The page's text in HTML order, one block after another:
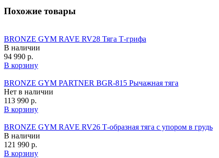
Похожие товары
BRONZE GYM RAVE RV28 Тяга Т-грифа
В наличии
94 990 р.
В корзину
BRONZE GYM PARTNER BGR-815 Рычажная тяга
Нет в наличии
113 990 р.
В корзину
BRONZE GYM RAVE RV26 Т-образная тяга с упором в грудь
В наличии
121 990 р.
В корзину